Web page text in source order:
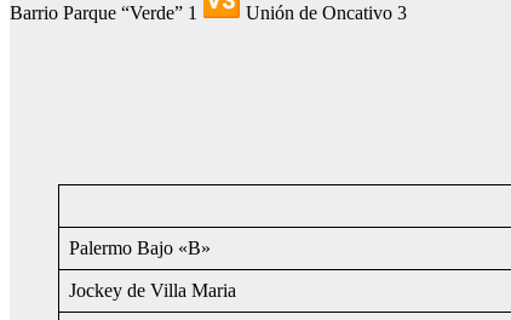
Barrio Parque “Verde” 1 Unión de Oncativo 3
Palermo Bajo «B»
Jockey de Villa Maria